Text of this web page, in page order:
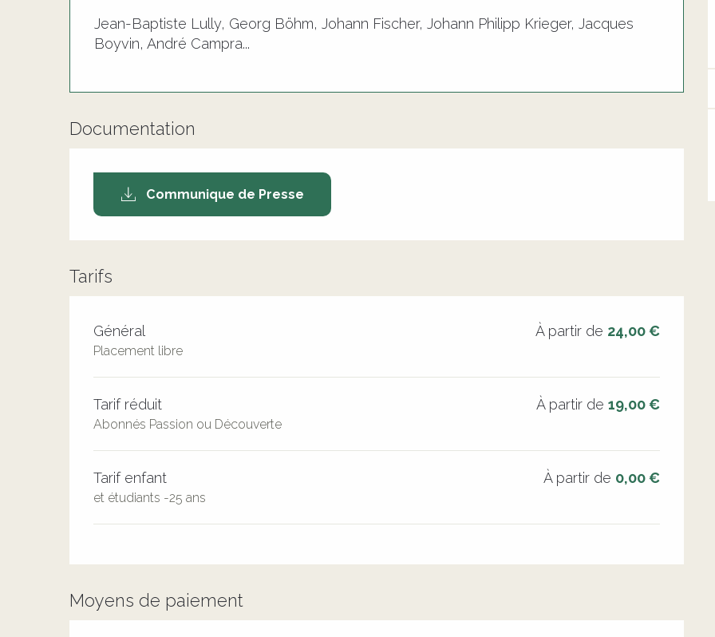
Jean-Baptiste Lully, Georg Böhm, Johann Fischer, Johann Philipp Krieger, Jacques
Boyvin, André Campra...
Documentation
Communique de Presse
Tarifs
Tarifs 2026
Général
Placement libre
À partir de 24,00 €
Tarif réduit
Abonnés Passion ou Découverte
À partir de19,00 €
Tarif enfant
et étudiants -25 ans
À partir de 0,00 €
Moyens de paiement